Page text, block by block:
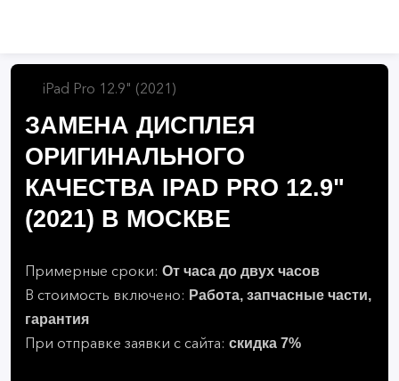
iPad Pro 12.9" (2021)
ЗАМЕНА ДИСПЛЕЯ
ОРИГИНАЛЬНОГО
КАЧЕСТВА IPAD PRO 12.9"
(2021) В МОСКВЕ
Примерные сроки: От часа до двух часов
В стоимость включено: Работа, запчасные части,
гарантия
При отправке заявки с сайта: скидка 7%